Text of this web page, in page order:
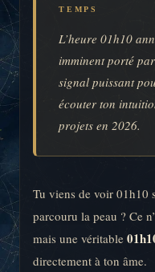
TEMPS
L’heure 01h10
imminent porté
signal puissant
écouter ton
projets en 2026.
Tu viens de voir 01h10
parcouru la peau ? Ce
mais une véritable
directement à ton âme.